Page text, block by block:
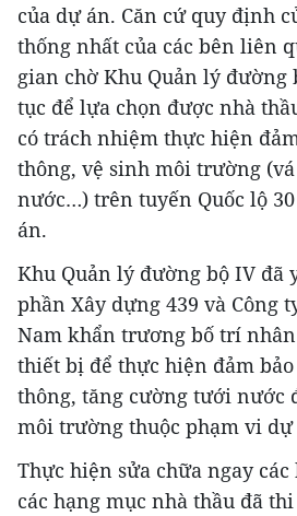
của dự án. Căn cứ quy định
thống nhất của các bên liên
gian chờ Khu Quản lý đường
tục để lựa chọn được nhà
có trách nhiệm thực hiện
thông, vệ sinh môi trường (vá
nước…) trên tuyến Quốc lộ
án.
Khu Quản lý đường bộ IV đã
phần Xây dựng 439 và Công
Nam khẩn trương bố trí
thiết bị để thực hiện đảm
thông, tăng cường tưới nước
môi trường thuộc phạm vi dự
Thực hiện sửa chữa ngay
các hạng mục nhà thầu đã